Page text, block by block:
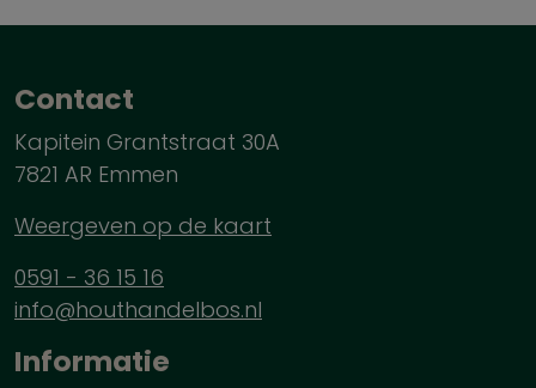
Contact
Kapitein Grantstraat 30A
7821 AR Emmen
Weergeven op de kaart
0591 - 36 15 16
info@houthandelbos.nl
Informatie